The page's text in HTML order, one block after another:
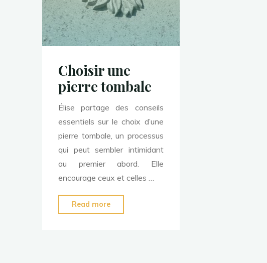
Choisir une
pierre tombale
Élise partage des conseils
essentiels sur le choix d’une
pierre tombale, un processus
qui peut sembler intimidant
au premier abord. Elle
encourage ceux et celles …
Read more